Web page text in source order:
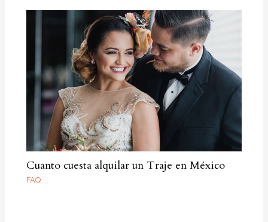
Cuanto cuesta alquilar un Traje en México
FAQ